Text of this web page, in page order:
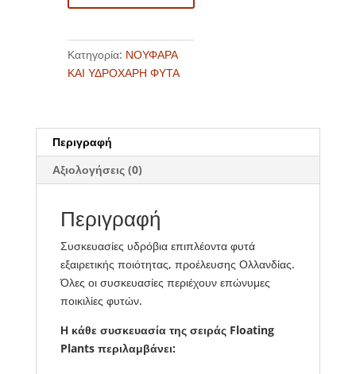
Κατηγορία: ΝΟΥΦΑΡΑ
ΚΑΙ ΥΔΡΟΧΑΡΗ ΦΥΤΑ
Περιγραφή
Αξιολογήσεις (0)
Περιγραφή
Συσκευασίες υδρόβια επιπλέοντα φυτά
εξαιρετικής ποιότητας, προέλευσης Ολλανδίας.
Όλες οι συσκευασίες περιέχουν επώνυμες
ποικιλίες φυτών.
Η κάθε συσκευασία της σειράς Floating
Plants περιλαμβάνει: